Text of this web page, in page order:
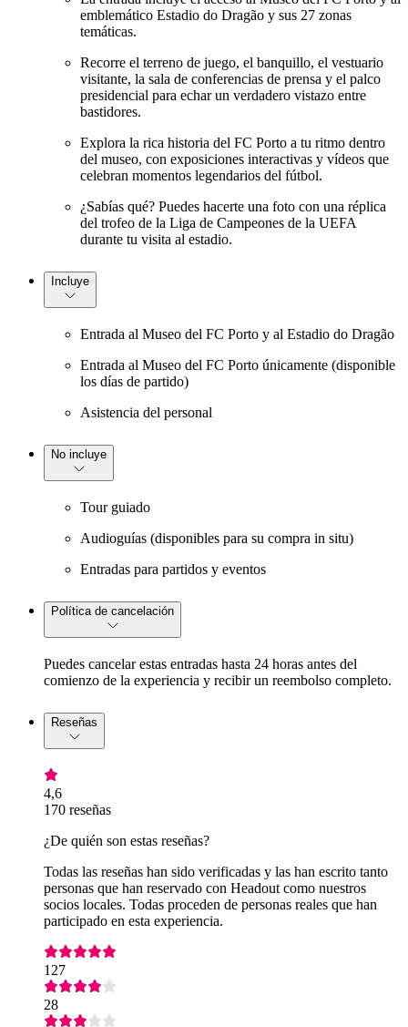
emblemático Estadio do Dragão y sus 27 zonas
temáticas.
Recorre el terreno de juego, el banquillo, el vestuario
visitante, la sala de conferencias de prensa y el palco
presidencial para echar un verdadero vistazo entre
bastidores.
Explora la rica historia del FC Porto a tu ritmo dentro
del museo, con exposiciones interactivas y vídeos que
celebran momentos legendarios del fútbol.
¿Sabías qué? Puedes hacerte una foto con una réplica
del trofeo de la Liga de Campeones de la UEFA
durante tu visita al estadio.
Incluye
Entrada al Museo del FC Porto y al Estadio do Dragão
Entrada al Museo del FC Porto únicamente (disponible
los días de partido)
Asistencia del personal
No incluye
Tour guiado
Audioguías (disponibles para su compra in situ)
Entradas para partidos y eventos
Política de cancelación
Puedes cancelar estas entradas hasta 24 horas antes del
comienzo de la experiencia y recibir un reembolso completo.
Reseñas
4,6
170 reseñas
¿De quién son estas reseñas?
Todas las reseñas han sido verificadas y las han escrito tanto
personas que han reservado con Headout como nuestros
socios locales. Todas proceden de personas reales que han
participado en esta experiencia.
127
28